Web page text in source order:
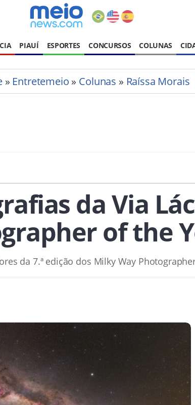
PIAUÍ ESPORTES CONCURSOS COLUNAS
» Entretemeio » Colunas » Raíssa Morais
da Via
of the
da 7.ª edição dos Milky Way